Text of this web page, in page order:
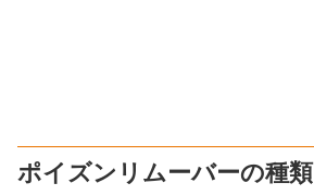
ポイズンリムーバーの種類